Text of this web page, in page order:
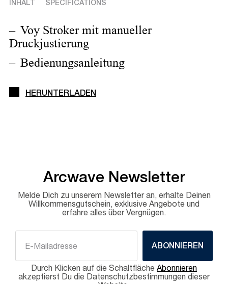
INHALT SPECIFICATIONS
Voy Stroker mit manueller
Druckjustierung
Bedienungsanleitung
HERUNTERLADEN
Arcwave Newsletter
Melde Dich zu unserem Newsletter an, erhalte Deinen
Willkommensgutschein, exklusive Angebote und
erfahre alles über Vergnügen.
ABONNIEREN
Durch Klicken auf die Schaltfläche Abonnieren
akzeptierst Du die Datenschutzbestimmungen dieser